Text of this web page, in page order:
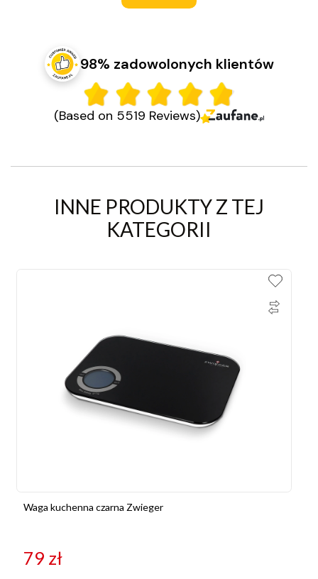
98% zadowolonych klientów
(Based on 5519 Reviews)
INNE PRODUKTY Z TEJ
KATEGORII
Waga kuchenna czarna Zwieger
79 zł